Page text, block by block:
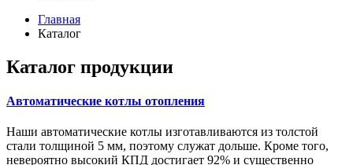
Главная
Каталог
Каталог продукции
Автоматические котлы отопления
Наши автоматические котлы изготавливаются из толстой
стали толщиной 5 мм, поэтому служат дольше. Кроме того,
невероятно высокий КПД достигает 92% и существенно